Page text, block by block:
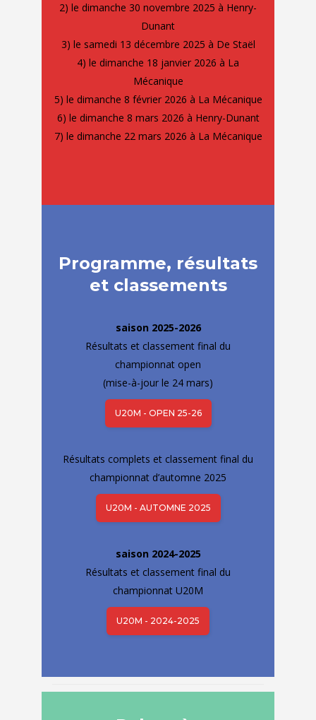
2) le dimanche 30 novembre 2025 à Henry-
Dunant
3) le samedi 13 décembre 2025 à De Staël
4) le dimanche 18 janvier 2026 à La
Mécanique
5) le dimanche 8 février 2026 à La Mécanique
6) le dimanche 8 mars 2026 à Henry-Dunant
7) le dimanche 22 mars 2026 à La Mécanique
Programme, résultats
et classements
​saison 2025-2026
Résultats et classement final du
championnat open
(mise-à-jour le 24 mars)
U20M - OPEN 25-26
Résultats complets et classement final du
championnat d’automne 2025
U20M - AUTOMNE 2025
​saison 2024-2025
Résultats et classement final du
championnat U20M
U20M - 2024-2025